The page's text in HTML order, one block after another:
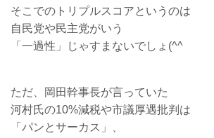
そこでのトリプルスコアというのは
自民党や民主党がいう
「一過性」じゃすまないでしょ(^^ゞ
ただ、岡田幹事長が言っていた
河村氏の10%減税や市議厚遇批判は
「パンとサーカス」、